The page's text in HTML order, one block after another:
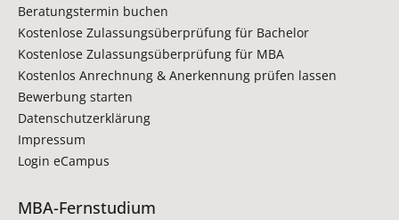
Beratungstermin buchen
Kostenlose Zulassungsüberprüfung für Bachelor
Kostenlose Zulassungsüberprüfung für MBA
Kostenlos Anrechnung & Anerkennung prüfen lassen
Bewerbung starten
Datenschutzerklärung
Impressum
Login eCampus
MBA-Fernstudium